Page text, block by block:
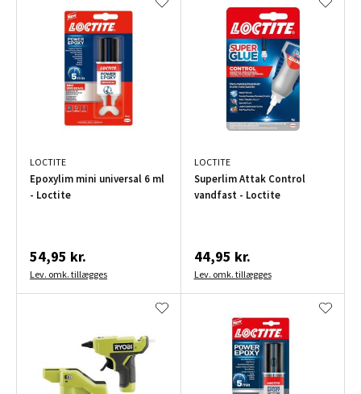
LOCTITE
Epoxylim mini universal 6 ml
- Loctite
54,95 kr.
Lev. omk. tillægges
LOCTITE
Superlim Attak Control
vandfast - Loctite
44,95 kr.
Lev. omk. tillægges